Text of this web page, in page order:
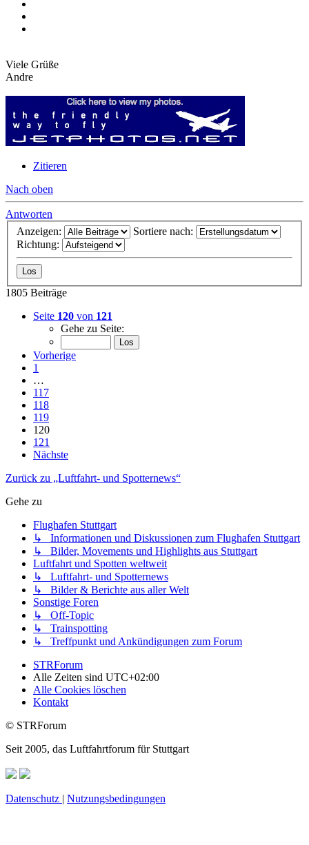
Viele Grüße
Andre
Zitieren
Nach oben
Antworten
Anzeigen:
Sortiere nach:
Richtung:
1805 Beiträge
Seite 120 von 121
Gehe zu Seite:
Vorherige
1
…
117
118
119
120
121
Nächste
Zurück zu „Luftfahrt- und Spotternews“
Gehe zu
Flughafen Stuttgart
↳ Informationen und Diskussionen zum Flughafen Stuttgart
↳ Bilder, Movements und Highlights aus Stuttgart
Luftfahrt und Spotten weltweit
↳ Luftfahrt- und Spotternews
↳ Bilder & Berichte aus aller Welt
Sonstige Foren
↳ Off-Topic
↳ Trainspotting
↳ Treffpunkt und Ankündigungen zum Forum
STRForum
Alle Zeiten sind UTC+02:00
Alle Cookies löschen
Kontakt
© STRForum
Seit 2005, das Luftfahrtforum für Stuttgart
Datenschutz Nutzungsbedingungen